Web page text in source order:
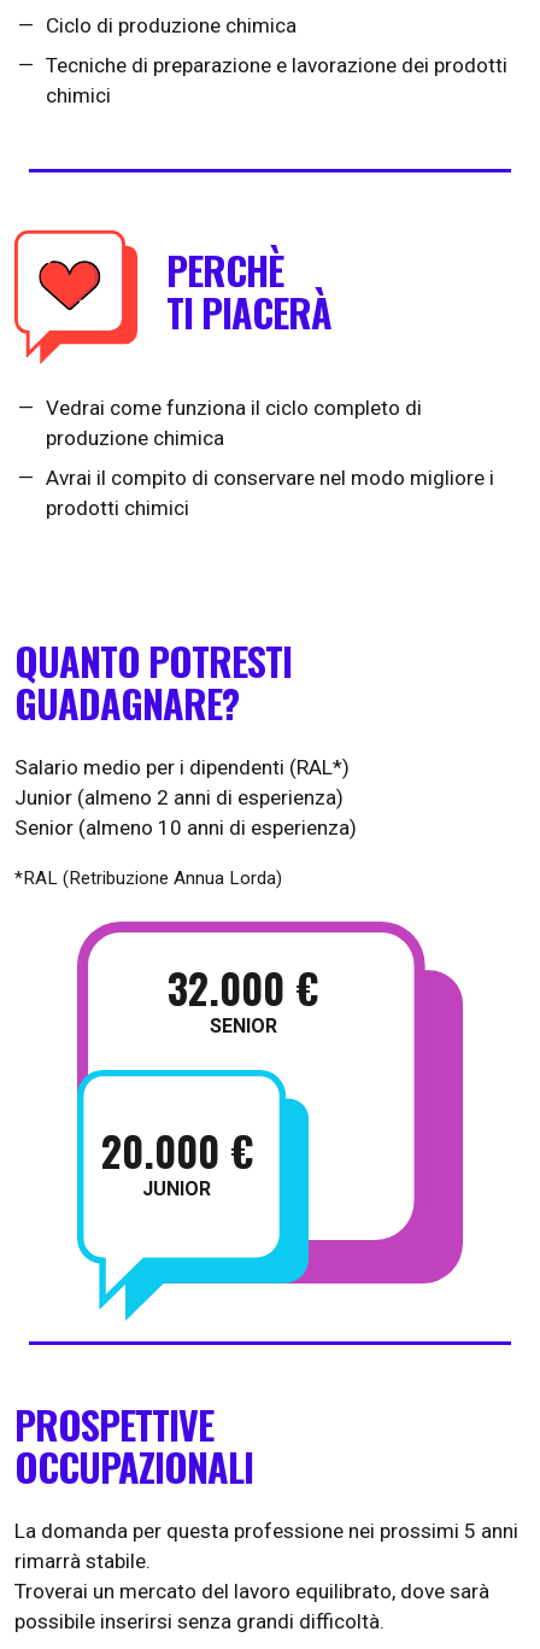
Ciclo di produzione chimica
Tecniche di preparazione e lavorazione dei prodotti
chimici
PERCHÈ
TI PIACERÀ
Vedrai come funziona il ciclo completo di
produzione chimica
Avrai il compito di conservare nel modo migliore i
prodotti chimici
QUANTO POTRESTI
GUADAGNARE?
Salario medio per i dipendenti (RAL*)
Junior (almeno 2 anni di esperienza)
Senior (almeno 10 anni di esperienza)
*RAL (Retribuzione Annua Lorda)
20.000 €
JUNIOR
32.000 €
SENIOR
PROSPETTIVE
OCCUPAZIONALI
La domanda per questa professione nei prossimi 5 anni
rimarrà stabile.
Troverai un mercato del lavoro equilibrato, dove sarà
possibile inserirsi senza grandi difficoltà.